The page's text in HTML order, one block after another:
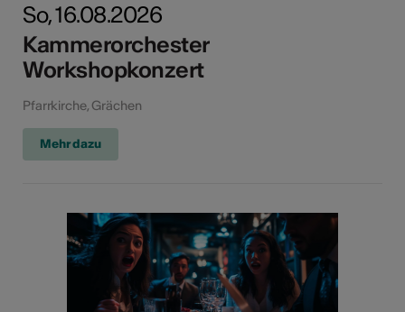
So, 16.08.2026
Kammerorchester
Workshopkonzert
Pfarrkirche, Grächen
Mehr dazu